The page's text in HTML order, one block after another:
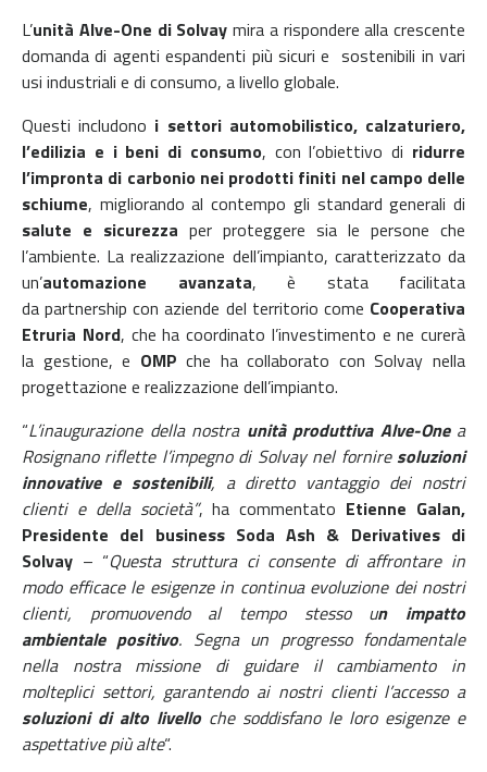
L’unità Alve-One di Solvay mira a rispondere alla crescente
domanda di agenti espandenti più sicuri e sostenibili in vari
usi industriali e di consumo, a livello globale.
Questi includono i settori automobilistico, calzaturiero,
l’edilizia e i beni di consumo, con l’obiettivo di ridurre
l’impronta di carbonio nei prodotti finiti nel campo delle
schiume, migliorando al contempo gli standard generali di
salute e sicurezza per proteggere sia le persone che
l’ambiente. La realizzazione dell’impianto, caratterizzato da
un’automazione avanzata, è stata facilitata
da partnership con aziende del territorio come Cooperativa
Etruria Nord, che ha coordinato l’investimento e ne curerà
la gestione, e OMP che ha collaborato con Solvay nella
progettazione e realizzazione dell’impianto.
“L’inaugurazione della nostra unità produttiva Alve-Onea
Rosignano riflette l’impegno di Solvay nel forniresoluzioni
innovative e sostenibili, a diretto vantaggio dei nostri
clienti e della società”, ha commentato Etienne Galan,
Presidente del business Soda Ash & Derivatives di
Solvay – “Questa struttura ci consente di affrontare in
modo efficace le esigenze in continua evoluzione dei nostri
clienti, promuovendo al tempo stesso un impatto
ambientale positivo. Segna un progresso fondamentale
nella nostra missione di guidare il cambiamento in
molteplici settori, garantendo ai nostri clienti l’accesso a
soluzioni di alto livelloche soddisfano le loro esigenze e
aspettative più alte“.